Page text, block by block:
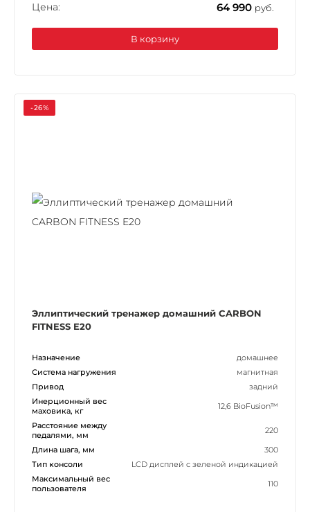
Цена: 64 990 руб.
В корзину
-26%
Эллиптический тренажер домашний CARBON
FITNESS E20
Назначение
домашнее
Система нагружения
магнитная
Привод
задний
Инерционный вес
маховика, кг
12,6 BioFusion™
Расстояние между
педалями, мм
220
Длина шага, мм
300
Тип консоли
LCD дисплей с зеленой индикацией
Максимальный вес
пользователя
110